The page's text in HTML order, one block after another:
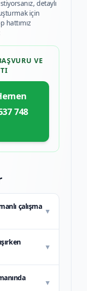
detaylı
için
hattımız
VE
748
çalışma
▼
▼
▼